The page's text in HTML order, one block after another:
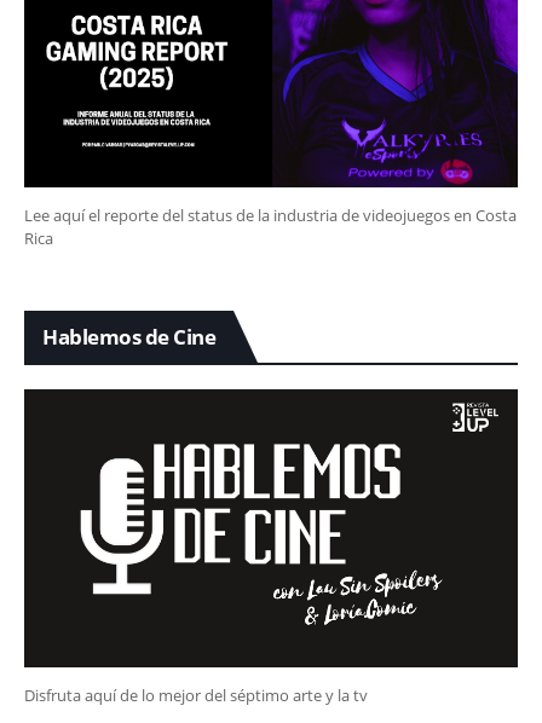
Lee aquí el reporte del status de la industria de videojuegos en Costa
Rica
Hablemos de Cine
Disfruta aquí de lo mejor del séptimo arte y la tv